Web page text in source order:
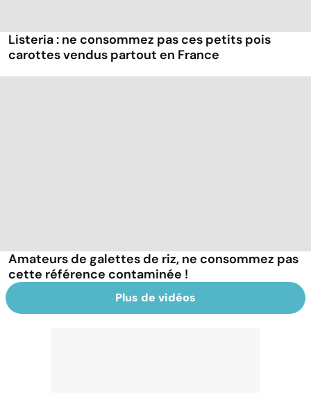
Listeria : ne consommez pas ces petits pois
carottes vendus partout en France
Amateurs de galettes de riz, ne consommez pas
cette référence contaminée !
Plus de vidéos